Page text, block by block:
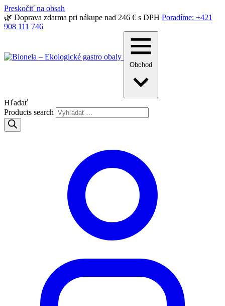
Preskočiť na obsah
🌿 Doprava zdarma pri nákupe nad 246 € s DPH Poradíme: +421
908 111 746
Obchod
Hľadať
Products search